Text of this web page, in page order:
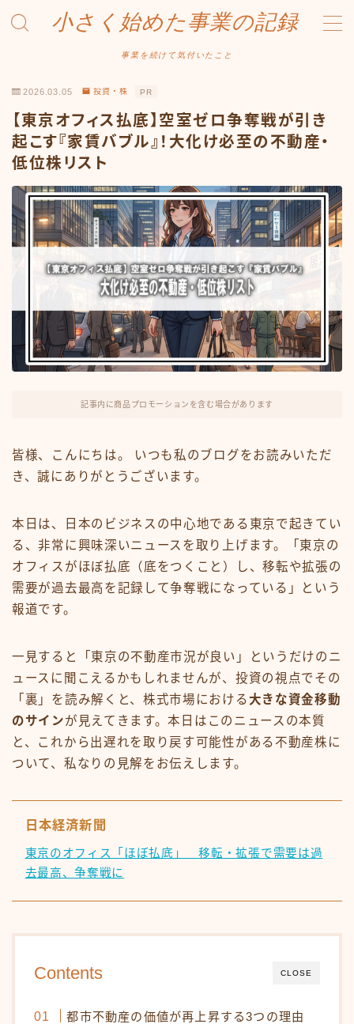
小さく始めた事業の記録
事業を続けて気付いたこと
Amazonせどり
トラブル事例
出品ノウハウ
フリマ物販
Yahoo出品
メルカリ販売
投資・株
FX・仮想通貨
リスキング・ラーニング
2026.03.05 投資・株 PR
【東京オフィス払底】空室ゼロ争奪戦が引き
起こす『家賃バブル』！大化け必至の不動産・
低位株リスト
記事内に商品プロモーションを含む場合があります
皆様、こんにちは。 いつも私のブログをお読みいただ
き、誠にありがとうございます。
本日は、日本のビジネスの中心地である東京で起きてい
る、非常に興味深いニュースを取り上げます。「東京の
オフィスがほぼ払底（底をつくこと）し、移転や拡張の
需要が過去最高を記録して争奪戦になっている」という
報道です。
一見すると「東京の不動産市況が良い」というだけのニ
ュースに聞こえるかもしれませんが、投資の視点でその
「裏」を読み解くと、株式市場における大きな資金移動
のサインが見えてきます。本日はこのニュースの本質
と、これから出遅れを取り戻す可能性がある不動産株に
ついて、私なりの見解をお伝えします。
日本経済新聞
東京のオフィス「ほぼ払底」 移転・拡張で需要は過
去最高、争奪戦に
CLOSE
Contents
都市不動産の価値が再上昇する3つの理由